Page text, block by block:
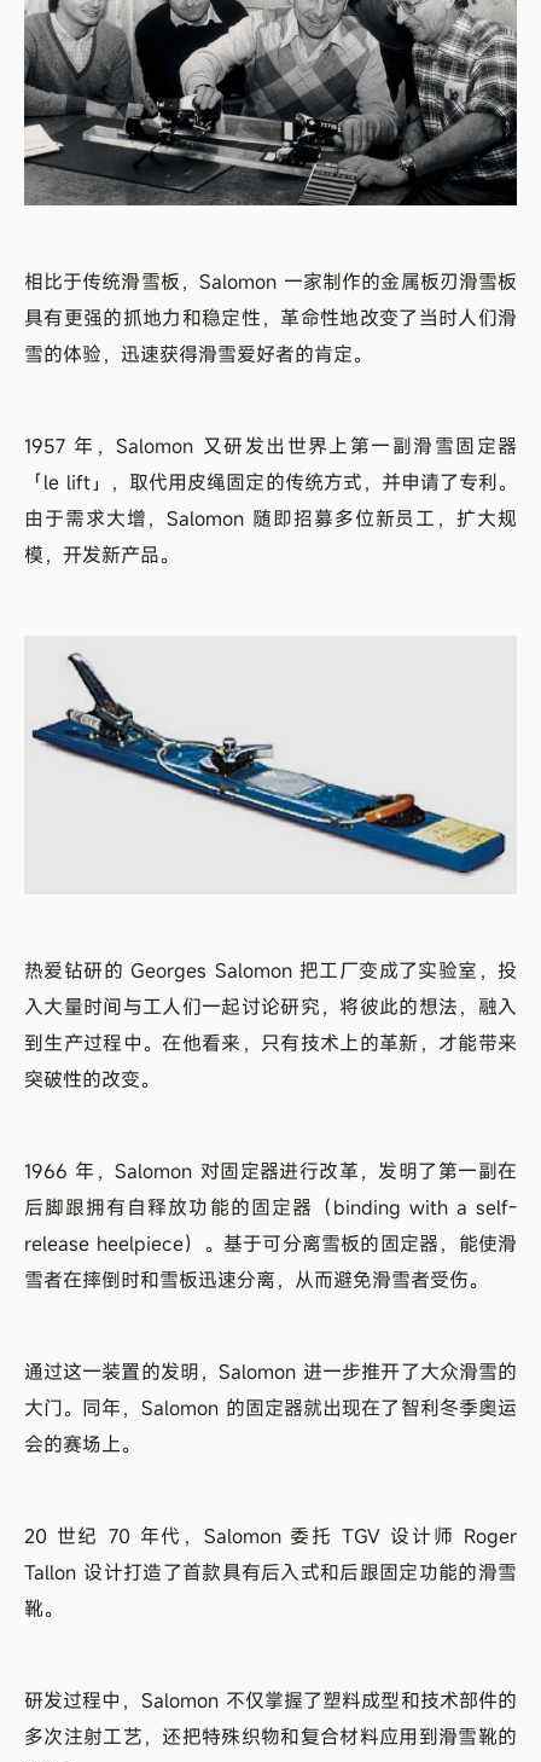
相比于传统滑雪板，Salomon 一家制作的金属板刃滑雪板
具有更强的抓地力和稳定性，革命性地改变了当时人们滑
雪的体验，迅速获得滑雪爱好者的肯定。
1957 年，Salomon 又研发出世界上第一副滑雪固定器
「le lift」，取代用皮绳固定的传统方式，并申请了专利。
由于需求大增，Salomon 随即招募多位新员工，扩大规
模，开发新产品。
热爱钻研的 Georges Salomon 把工厂变成了实验室，投
入大量时间与工人们一起讨论研究，将彼此的想法，融入
到生产过程中。在他看来，只有技术上的革新，才能带来
突破性的改变。
1966 年，Salomon 对固定器进行改革，发明了第一副在
后脚跟拥有自释放功能的固定器（binding with a self-
release heelpiece）。基于可分离雪板的固定器，能使滑
雪者在摔倒时和雪板迅速分离，从而避免滑雪者受伤。
通过这一装置的发明，Salomon 进一步推开了大众滑雪的
大门。同年，Salomon 的固定器就出现在了智利冬季奥运
会的赛场上。
20 世纪 70 年代，Salomon 委托 TGV 设计师 Roger
Tallon 设计打造了首款具有后入式和后跟固定功能的滑雪
靴。
研发过程中，Salomon 不仅掌握了塑料成型和技术部件的
多次注射工艺，还把特殊织物和复合材料应用到滑雪靴的